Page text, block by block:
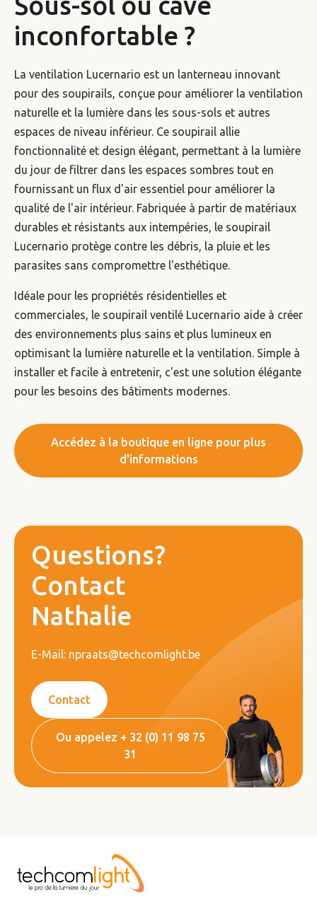
inconfortable ?
La ventilation Lucernario est un lanterneau innovant
pour des soupirails, conçue pour améliorer la ventilation
naturelle et la lumière dans les sous-sols et autres
espaces de niveau inférieur. Ce soupirail allie
fonctionnalité et design élégant, permettant à la lumière
du jour de filtrer dans les espaces sombres tout en
fournissant un flux d'air essentiel pour améliorer la
qualité de l'air intérieur. Fabriquée à partir de matériaux
durables et résistants aux intempéries, le soupirail
Lucernario protège contre les débris, la pluie et les
parasites sans compromettre l'esthétique.
Idéale pour les propriétés résidentielles et
commerciales, le soupirail ventilé Lucernario aide à créer
des environnements plus sains et plus lumineux en
optimisant la lumière naturelle et la ventilation. Simple à
installer et facile à entretenir, c'est une solution élégante
pour les besoins des bâtiments modernes.
Accédez à la boutique en ligne pour plus
d'informations
Questions?
Contact
Nathalie
E-Mail: npraats@techcomlight.be
Contact
Ou appelez + 32 (0) 11 98 75
31